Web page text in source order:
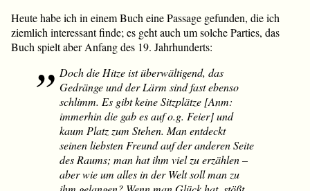
Heute habe ich in einem Buch eine Passage gefunden, die ich
ziemlich interessant finde; es geht auch um solche Parties, das
Buch spielt aber Anfang des 19. Jahrhunderts:
Doch die Hitze ist überwältigend, das
Gedränge und der Lärm sind fast ebenso
schlimm. Es gibt keine Sitzplätze [Anm:
immerhindie gab es auf o.g. Feier] und
kaum Platz zum Stehen. Man entdeckt
seinen liebsten Freund auf der anderen Seite
des Raums; man hat ihm viel zu erzählen –
aber wie um alles in der Welt soll man zu